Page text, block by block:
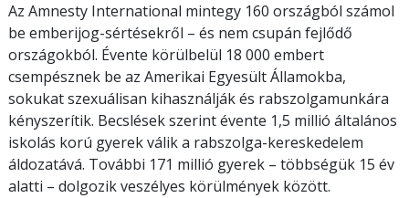
Az Amnesty International mintegy 160 országból számol
be emberijog-sértésekről – és nem csupán fejlődő
országokból. Évente körülbelül 18 000 embert
csempésznek be az Amerikai Egyesült Államokba,
sokukat szexuálisan kihasználják és rabszolgamunkára
kényszerítik. Becslések szerint évente 1,5 millió általános
iskolás korú gyerek válik a rabszolga-kereskedelem
áldozatává. További 171 millió gyerek – többségük 15 év
alatti – dolgozik veszélyes körülmények között.